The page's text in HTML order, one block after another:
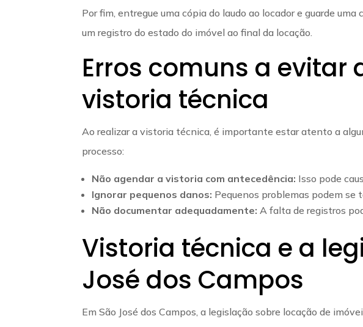
Por fim, entregue uma cópia do laudo ao locador e guarde
um registro do estado do imóvel ao final da locação.
Erros comuns a evitar
vistoria técnica
Ao realizar a vistoria técnica, é importante estar atento a
processo:
Não agendar a vistoria com antecedência: Isso pode
Ignorar pequenos danos: Pequenos problemas podem se
Não documentar adequadamente: A falta de registros
Vistoria técnica e a
José dos Campos
Em São José dos Campos, a legislação sobre locação de